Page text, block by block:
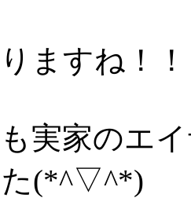
ますね！！
実家のエ
た(*^▽^*)